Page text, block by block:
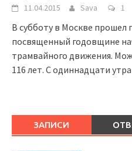
11.04.2015 Sava 1
В субботу в Москве прошел
посвященный годовщине
трамвайного движения.
116 лет. С одиннадцати
ЗАПИСИ